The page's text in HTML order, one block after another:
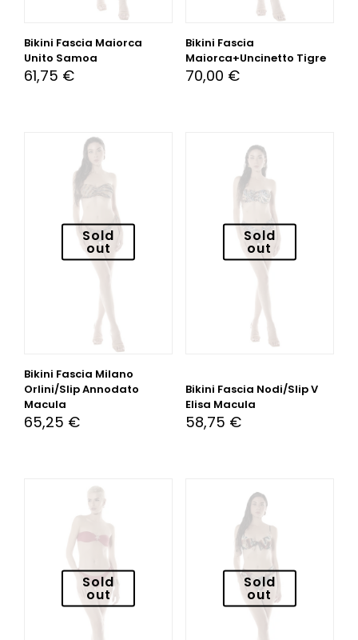
Bikini Fascia Maiorca
Unito Samoa
61,75 €
Bikini Fascia
Maiorca+Uncinetto Tigre
70,00 €
Sold
out
Bikini Fascia Milano
Orlini/Slip Annodato
Macula
65,25 €
Sold
out
Bikini Fascia Nodi/Slip V
Elisa Macula
58,75 €
Sold
out
Sold
out